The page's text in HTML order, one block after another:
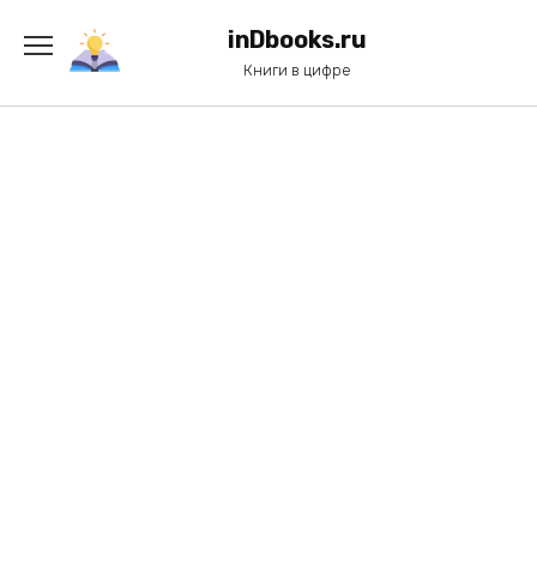
содержанию
inDbooks.ru
Книги в цифре